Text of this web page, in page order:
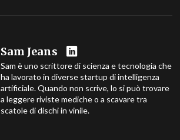
Sam Jeans
Sam è uno scrittore di scienza e tecnologia che
ha lavorato in diverse startup di intelligenza
artificiale. Quando non scrive, lo si può trovare
a leggere riviste mediche o a scavare tra
scatole di dischi in vinile.